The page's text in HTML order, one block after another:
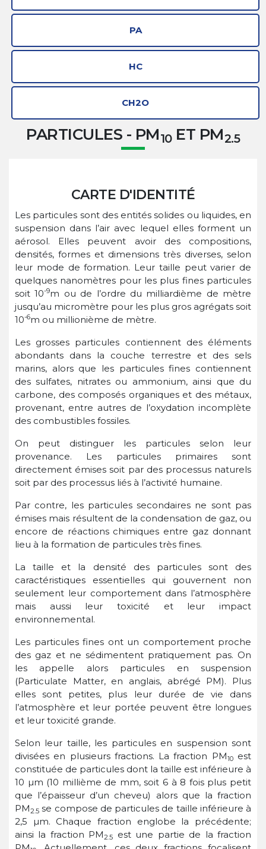
PA
HC
CH2O
PARTICULES - PM10ET PM2.5
CARTE D'IDENTITÉ
Les particules sont des entités solides ou liquides, en
suspension dans l’air avec lequel elles forment un
aérosol. Elles peuvent avoir des compositions,
densités, formes et dimensions très diverses, selon
leur mode de formation. Leur taille peut varier de
quelques nanomètres pour les plus fines particules
soit 10-9m ou de l’ordre du milliardième de mètre
jusqu’au micromètre pour les plus gros agrégats soit
10-6m ou millionième de mètre.
Les grosses particules contiennent des éléments
abondants dans la couche terrestre et des sels
marins, alors que les particules fines contiennent
des sulfates, nitrates ou ammonium, ainsi que du
carbone, des composés organiques et des métaux,
provenant, entre autres de l’oxydation incomplète
des combustibles fossiles.
On peut distinguer les particules selon leur
provenance. Les particules primaires sont
directement émises soit par des processus naturels
soit par des processus liés à l’activité humaine.
Par contre, les particules secondaires ne sont pas
émises mais résultent de la condensation de gaz, ou
encore de réactions chimiques entre gaz donnant
lieu à la formation de particules très fines.
La taille et la densité des particules sont des
caractéristiques essentielles qui gouvernent non
seulement leur comportement dans l’atmosphère
mais aussi leur toxicité et leur impact
environnemental.
Les particules fines ont un comportement proche
des gaz et ne sédimentent pratiquement pas. On
les appelle alors particules en suspension
(Particulate Matter, en anglais, abrégé PM). Plus
elles sont petites, plus leur durée de vie dans
l’atmosphère et leur portée peuvent être longues
et leur toxicité grande.
Selon leur taille, les particules en suspension sont
divisées en plusieurs fractions. La fraction PM10est
constituée de particules dont la taille est inférieure à
10 µm (10 millième de mm, soit 6 à 8 fois plus petit
que l’épaisseur d’un cheveu) alors que la fraction
PM2.5 se compose de particules de taille inférieure à
2,5 µm. Chaque fraction englobe la précédente;
ainsi la fraction PM2.5
est une partie de la fraction